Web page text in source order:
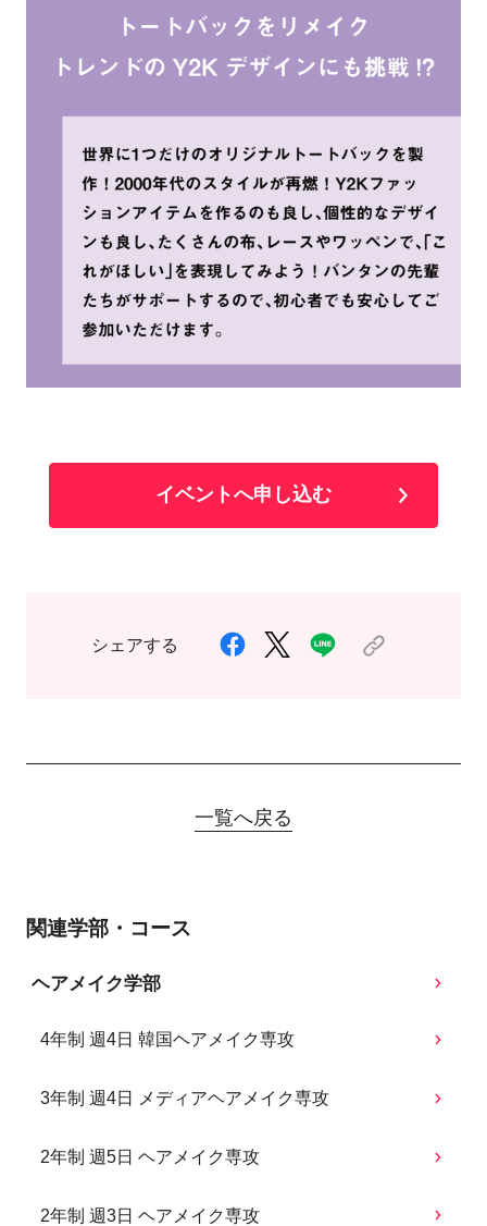
イベントへ申し込む
シェアする
一覧へ戻る
関連学部・コース
ヘアメイク学部
4年制 週4日 韓国ヘアメイク専攻
3年制 週4日 メディアヘアメイク専攻
2年制 週5日 ヘアメイク専攻
2年制 週3日 ヘアメイク専攻